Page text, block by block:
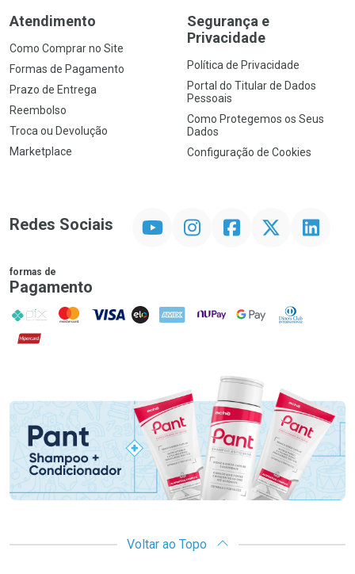
Atendimento
Como Comprar no Site
Formas de Pagamento
Prazo de Entrega
Reembolso
Troca ou Devolução
Marketplace
Segurança e
Privacidade
Política de Privacidade
Portal do Titular de Dados
Pessoais
Como Protegemos os Seus
Dados
Configuração de Cookies
Redes Sociais InstagramFacebookTwitter Linkedin
formas de
Pagamento
PIX MasterCard
VISA ELO AMEX NuPay Google PayDiners Club
Hipercard
Promoção em Destaque
Voltar ao Topo